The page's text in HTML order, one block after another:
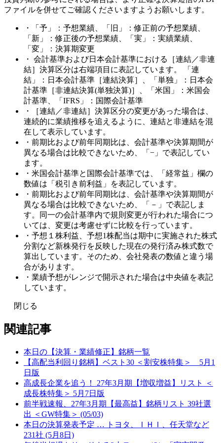
ファイルを併せてご確認くださいますようお願いします。
・「予」：予想業績、「旧」：修正前の予想業績、
「新」：修正後の予想業績、「実」：実績業績、
「変」：決算期変更
・ 会計基準および日本会計基準における［連結／非連
結］決算区分は右端項目に表記しています。 「連
結」：日本会計基準［連結決算］、「単独」：日本会
計基準［非連結決算(単独決算)］、「米国」：米国会
計基準、「IFRS」：国際会計基準
・［連結／非連結］決算区分の変更があった場合は、
連続的に業績推移を追えるように、連結と非連結を混
在して表示しています。
・前期比および前年同期比は、会計基準や決算期間が
異なる場合は比較できないため、「−」で表記してい
ます。
・米国会計基準と国際会計基準では、「経常益」欄の
数値は「税引き前利益」を表記しています。
・前期比および前年同期比は、会計基準や決算期間が
異なる場合は比較できないため、「－」で表記しま
す。同一の会計基準内で規則変更が行われた場合につ
いては、変更は考慮せずに比較を行っています。
・予想１株利益、予想1株配当は期中に実施された株式
分割など新株発行を反映した現在の発行済み株式数で
算出しています。そのため、会社発表の数値と違う場
合があります。
・業績予想がレンジで開示された場合は中央値を表記
しています。
閉じる
関連記事
本日の【決算・業績修正】銘柄一覧
【高配当利回り銘柄】ベスト30 ＜割安株特集＞ 5月1
日版
高成長企業を追う！ 27年3月期【増収増益】リスト ＜
成長株特集＞ 5月7日版
前半戦速報、27年3月期【最高益】銘柄リスト 39社選
出 ＜GW特集＞ (05/03)
本日の決算発表予定 … トヨタ、ＩＨＩ、任天堂など
231社 (5月8日)